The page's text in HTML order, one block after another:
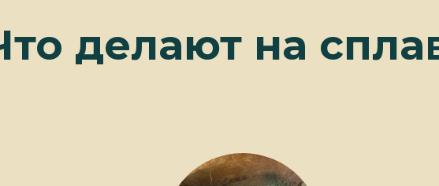
делают на